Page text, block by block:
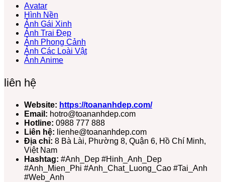
Avatar
Hình Nền
Ảnh Gái Xinh
Ảnh Trai Đẹp
Ảnh Phong Cảnh
Ảnh Các Loài Vật
Ảnh Anime
liên hệ
Website: https://toananhdep.com/
Email: hotro@toananhdep.com
Hotline: 0988 777 888
Liên hệ: lienhe@toananhdep.com
Địa chỉ: 8 Bà Lài, Phường 8, Quận 6, Hồ Chí Minh,
Việt Nam
Hashtag: #Anh_Dep #Hinh_Anh_Dep
#Anh_Mien_Phi #Anh_Chat_Luong_Cao #Tai_Anh
#Web_Anh